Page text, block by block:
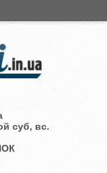
суб, вс.